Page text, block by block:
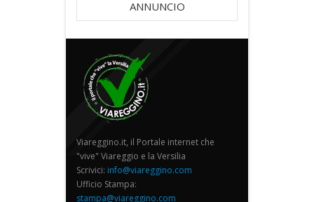
ANNUNCIO
Viareggino.it, il Portale internet che
"vive" Viareggio e la Versilia
Scrivici: info@viareggino.com
Ufficio Stampa:
stampa@viareggino.com